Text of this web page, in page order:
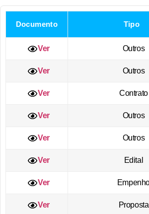
Documento Tipo
Ver Outros
Ver Outros
Ver Contrato
Ver Outros
Ver Outros
Ver Edital
Ver
Ver Proposta